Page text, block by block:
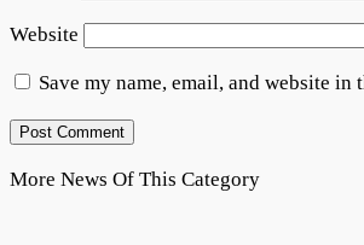
Website
Save my name, email, and website
More News Of This Category